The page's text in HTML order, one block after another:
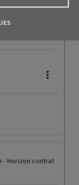
Personnes